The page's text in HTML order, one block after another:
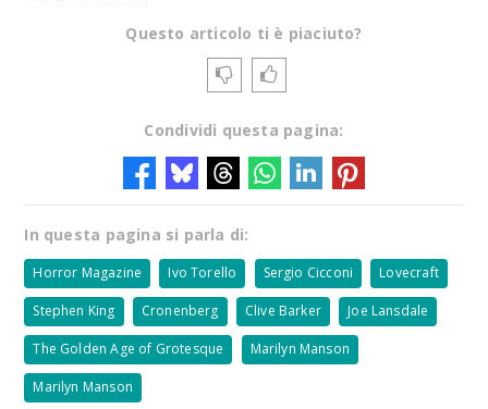
Questo articolo ti è piaciuto?
Condividi questa pagina:
In questa pagina si parla di:
Horror Magazine Ivo Torello Sergio Cicconi Lovecraft
Stephen King Cronenberg Clive Barker Joe Lansdale
The Golden Age of Grotesque Marilyn Manson
Marilyn Manson